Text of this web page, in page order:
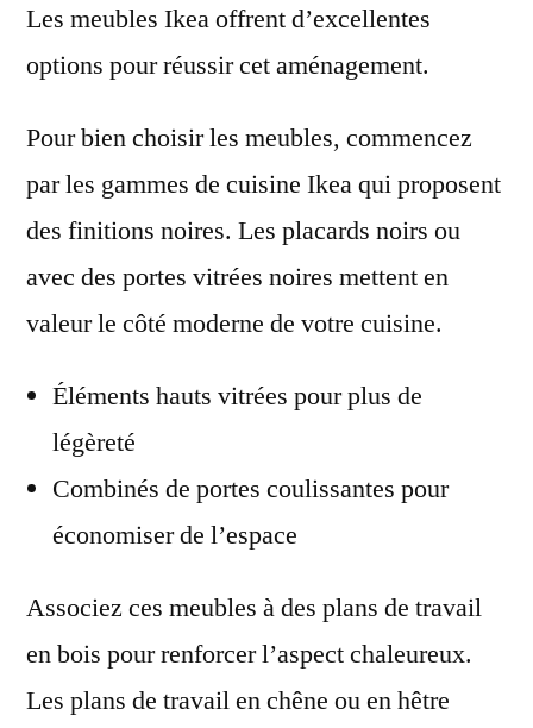
Les meubles Ikea offrent d’excellentes
options pour réussir cet aménagement.
Pour bien choisir les meubles, commencez
par les gammes de cuisine Ikea qui proposent
des finitions noires. Les placards noirs ou
avec des portes vitrées noires mettent en
valeur le côté moderne de votre cuisine.
Éléments hauts vitrées pour plus de
légèreté
Combinés de portes coulissantes pour
économiser de l’espace
Associez ces meubles à des plans de travail
en bois pour renforcer l’aspect chaleureux.
Les plans de travail en chêne ou en hêtre